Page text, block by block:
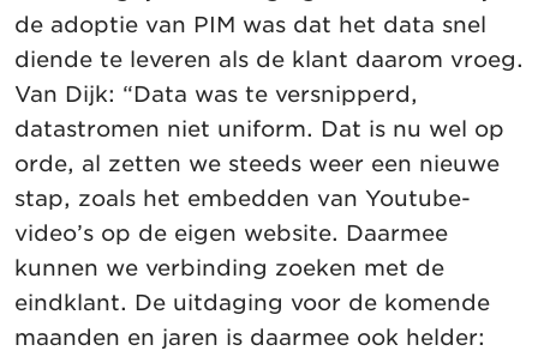
de adoptie van PIM was dat het data snel
diende te leveren als de klant daarom vroeg.
Van Dijk: “Data was te versnipperd,
datastromen niet uniform. Dat is nu wel op
orde, al zetten we steeds weer een nieuwe
stap, zoals het embedden van Youtube-
video’s op de eigen website. Daarmee
kunnen we verbinding zoeken met de
eindklant. De uitdaging voor de komende
maanden en jaren is daarmee ook helder: